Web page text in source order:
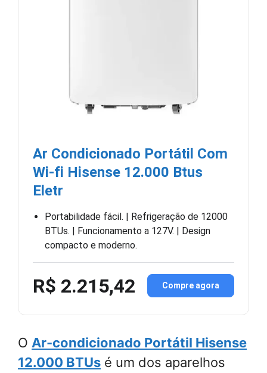
Ar Condicionado Portátil Com
Wi-fi Hisense 12.000 Btus
Eletr
Portabilidade fácil. | Refrigeração de 12000
BTUs. | Funcionamento a 127V. | Design
compacto e moderno.
R$ 2.215,42 Compre agora
O Ar-condicionado Portátil Hisense
12.000 BTUs é um dos aparelhos